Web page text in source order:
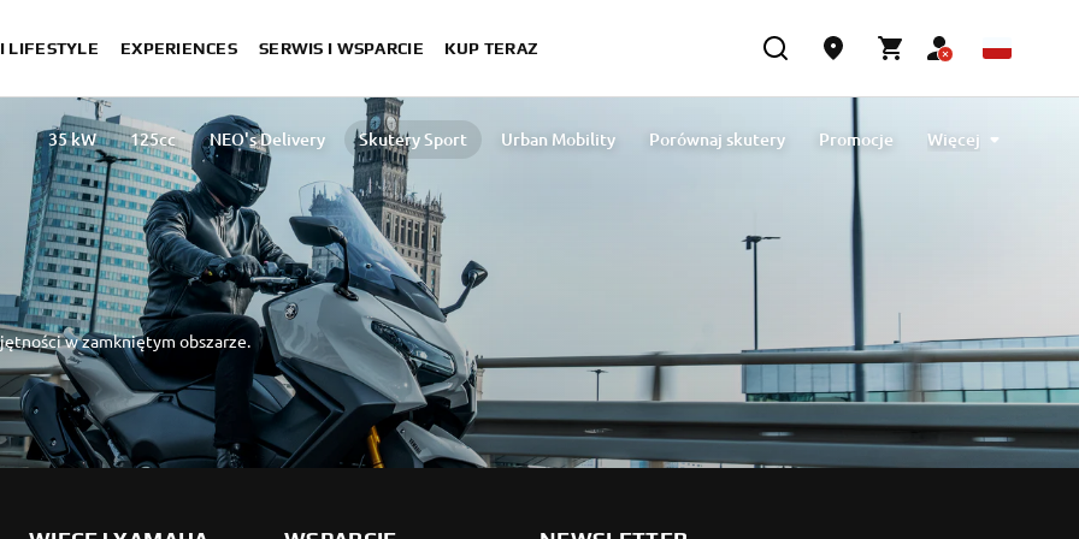
LIFESTYLE EXPERIENCES SERWIS I WSPARCIE KUP TERAZ
35 kW 125cc NEO's Delivery Skutery Sport Urban Mobility Porównaj skutery
Promocje
5 lat gwarancji Yamaha
Więcej
w zamkniętym obszarze.